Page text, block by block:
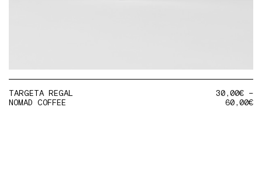
TARGETA REGAL
NOMAD COFFEE
30,00€–
60,00€